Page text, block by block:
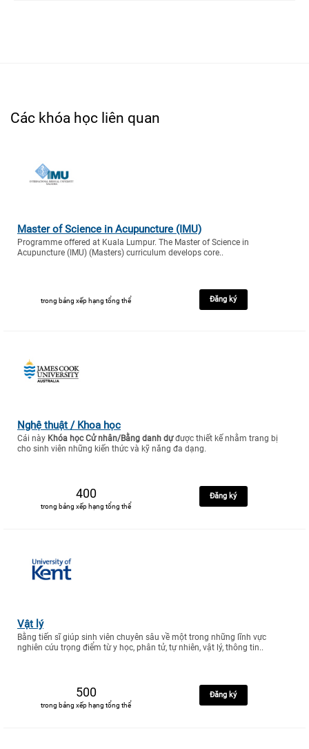
Các khóa học liên quan
Master of Science in Acupuncture (IMU)
Programme offered at Kuala Lumpur. The Master of Science in
Acupuncture (IMU) (Masters) curriculum develops core..
trong bảng xếp hạng tổng thể Đăng ký
Nghệ thuật / Khoa học
Cái này Khóa học Cử nhân/Bằng danh dựđược thiết kế nhằm trang bị
cho sinh viên những kiến thức và kỹ năng đa dạng.
400
trong bảng xếp hạng tổng thể
Đăng ký
Vật lý
Bằng tiến sĩ giúp sinh viên chuyên sâu về một trong những lĩnh vực
nghiên cứu trọng điểm từ y học, phân tử, tự nhiên, vật lý, thông tin..
500
trong bảng xếp hạng tổng thể
Đăng ký